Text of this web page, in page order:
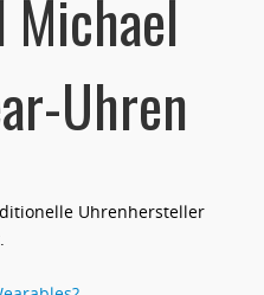
Michael
Uhren
Uhrenhersteller